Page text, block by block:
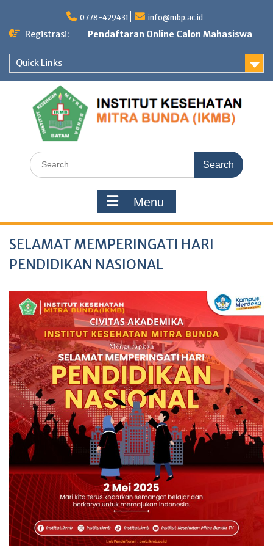
content
0778-429431 info@mbp.ac.id
Registrasi: Pendaftaran Online Calon Mahasiswa
Quick Links
Search
for:
Menu
SELAMAT MEMPERINGATI HARI
PENDIDIKAN NASIONAL